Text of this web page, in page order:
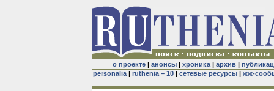
о проекте| анонсы| хроника| архив|
personalia| ruthenia – 10| сетевые ресурсы| жж-